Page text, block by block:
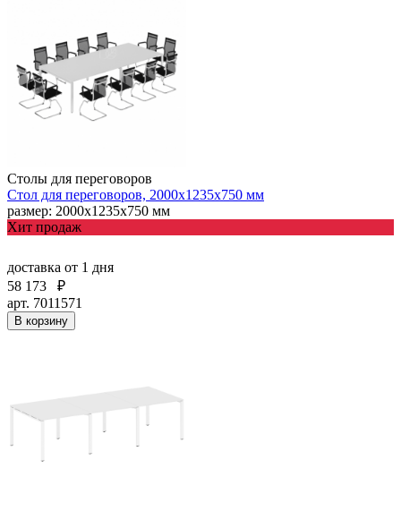
Столы для переговоров
Стол для переговоров, 2000х1235х750 мм
размер: 2000х1235х750 мм
Хит продаж
доставка от 1 дня
58 173
₽
арт. 7011571
В корзину